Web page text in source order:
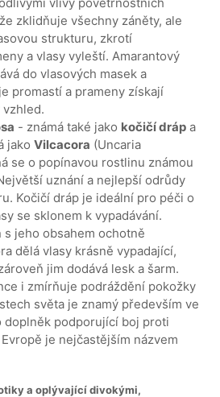
zklidňuje všechny záněty, ale
strukturu, zkrotí
a vlasy vyleští. Amarantový
do vlasových masek a
promastí a prameny získají
- známá také jako kočičí dráp a
jakoVilcacora (Uncaria
se o popínavou rostlinu známou
uznání a nejlepší odrůdy
Kočičí dráp je ideální pro péči o
se sklonem k vypadávání.
s jeho obsahem ochotně
dělá vlasy krásně vypadající,
jim dodává lesk a šarm.
i zmírňuje podráždění pokožky
světa je znamý především ve
doplněk podporující boj proti
je nejčastějším názvem
a oplývající divokými,